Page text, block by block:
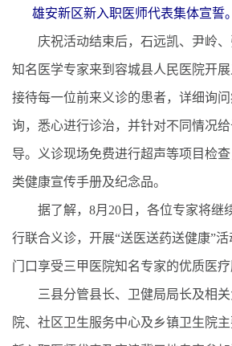
雄安新区新入职医师代表集体宣誓
庆祝活动结束后，石远凯、尹岭、
知名医学专家来到容城县人民医院开
接待每一位前来义诊的患者，详细询
询，悉心进行诊治，并针对不同情况
导。义诊现场免费进行超声等项目检
类健康宣传手册及纪念品。
据了解，8月20日，各位专家将继
行联合义诊，开展“送医送药送健康”
门口享受三甲医院知名专家的优质医疗
三县分管县长、卫健局局长及相关
院、社区卫生服务中心及乡镇卫生院主